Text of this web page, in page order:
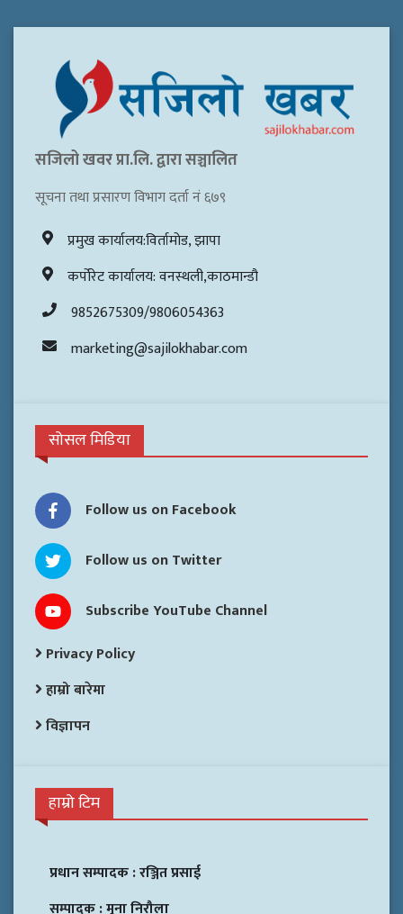
सजिलो खवर प्रा.लि. द्वारा सञ्चालित
सूचना तथा प्रसारण विभाग दर्ता नं ६७९
प्रमुख कार्यालय:विर्तामोड, झापा
कर्पोरेट कार्यालय: वनस्थली,काठमान्डौ
9852675309/9806054363
marketing@sajilokhabar.com
सोसल मिडिया
Follow us on Facebook
Follow us on Twitter
Subscribe YouTube Channel
Privacy Policy
हाम्रो बारेमा
विज्ञापन
हाम्रो टिम
प्रधान सम्पादक :रञ्जित प्रसाई
सम्पादक :मुना निरौला